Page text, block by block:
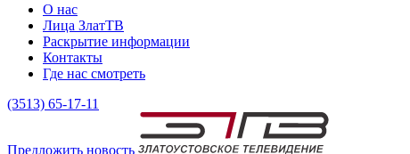
О нас
Лица ЗлатТВ
Раскрытие информации
Контакты
Где нас смотреть
(3513) 65-17-11
Предложить новость